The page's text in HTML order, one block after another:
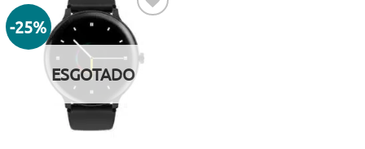
-25%
Adicionar
aos meus
desejos
ESGOTADO